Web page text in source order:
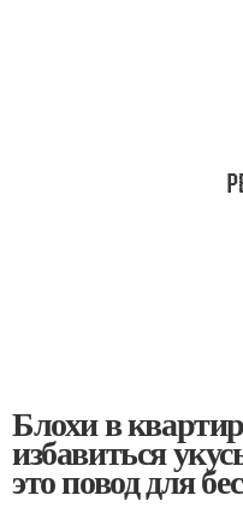
Блохи в
избавиться
это повод для